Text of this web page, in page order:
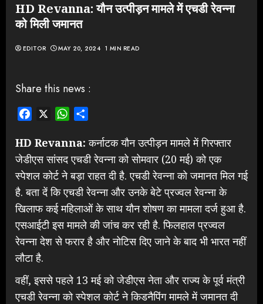
HD Revanna: यौन उत्पीड़न मामले में एचडी रेवन्ना
को मिली जमानत
EDITOR MAY 20, 2024 1 MIN READ
Share this news :
Facebook WhatsApp
HD Revanna: कर्नाटक यौन उत्पीड़न मामले में गिरफ्तार
जेडीएस सांसद एचडी रेवन्ना को सोमवार (20 मई) को एक
स्पेशल कोर्ट ने बड़ा राहत दी है. एचडी रेवन्ना को जमानत मिल गई
है. बता दें कि एचडी रेवन्ना और उनके बेटे प्रज्वल रेवन्ना के
खिलाफ कई महिलाओं के साथ यौन शोषण का मामला दर्ज हुआ है.
एसआईटी इस मामले की जांच कर रही है. फिलहाल प्रज्वल
रेवन्ना देश से फरार है और नोटिस दिए जाने के बाद भी भारत नहीं
लौटा है.
वहीं, इससे पहले 13 मई को जेडीएस नेता और राज्य के पूर्व मंत्री
एचडी रेवन्ना को स्पेशल कोर्ट ने किडनैपिंग मामले में जमानत दी